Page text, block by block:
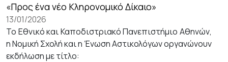
«Προς ένα νέο Κληρονομικό Δίκαιο»
13/01/2026
Το Εθνικό και Καποδιστριακό Πανεπιστήμιο Αθηνών,
η Νομική Σχολή και η Ένωση Αστικολόγων οργανώνουν
εκδήλωση με τίτλο: